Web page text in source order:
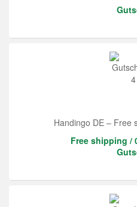
Handingo DE – Free
Free shipping /